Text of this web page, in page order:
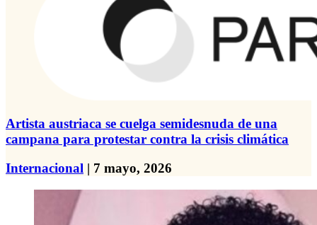
Artista austriaca se cuelga semidesnuda de una
campana para protestar contra la crisis climática
Internacional | 7 mayo, 2026